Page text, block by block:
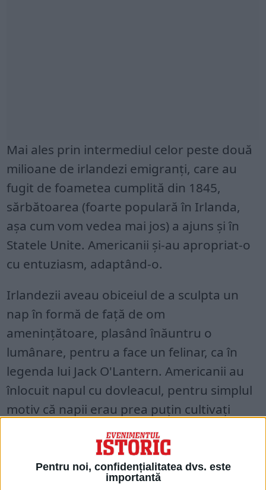
Pentru noi, confidențialitatea dvs. este
importantă
Mai ales prin intermediul celor peste două
milioane de irlandezi emigranți, care au
fugit de foametea cumplită din 1845,
sărbătoarea (foarte populară în Irlanda,
așa cum vom vedea mai jos) a ajuns și în
Statele Unite. Americanii și-au apropriat-o
cu entuziasm, adaptând-o.
Irlandezii aveau obiceiul de a sculpta un
nap în formă de față de om
amenințătoare, plasând înăuntru o
lumânare, pentru a face un felinar, ca în
legenda lui Jack O'Lantern. Americanii au
înlocuit napul cu dovleacul, pentru simplul
motiv că napii erau prea puțin cultivați
peste Ocean. Bașca, dovleacul este mai
mare și, deci, mai ușor de sculptat.